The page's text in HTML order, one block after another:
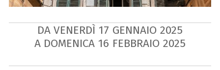
DA VENERDÌ 17 GENNAIO 2025
A DOMENICA 16 FEBBRAIO 2025